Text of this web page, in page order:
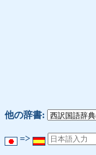
他の辞書:
=>